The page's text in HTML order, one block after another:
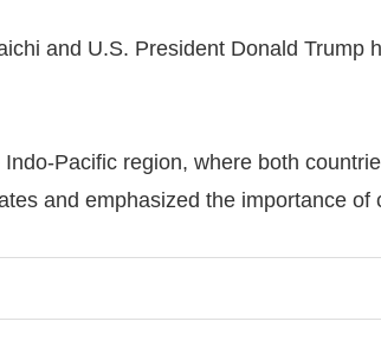
and U.S. President Donald
Pacific region, where both
and emphasized the importance